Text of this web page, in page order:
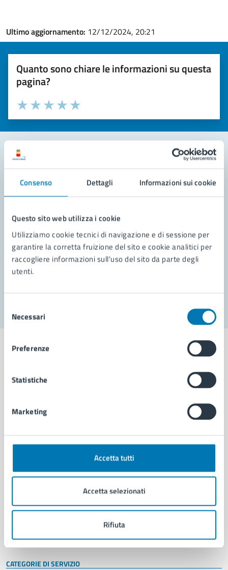
Consenso Dettagli Informazioni sui cookie
Questo sito web utilizza i cookie
Utilizziamo cookie tecnici di navigazione e di sessione per
garantire la corretta fruizione del sito e cookie analitici per
raccogliere informazioni sull'uso del sito da parte degli
utenti.
delNecessari
Preferenze
Statistiche
Marketing
Accetta tutti
Accetta selezionati
Rifiuta
Ultimo aggiornamento: 12/12/2024, 20:21
Quanto sono chiare le informazioni su questa
pagina?
Valuta la chiarezza delle informazioni (da 1 a 5 stelle)
Seleziona il numero di stelle per valutare la chiarezza delle
Valuta 5 stelle su 5
Valuta 4 stelle su 5
Valuta 3 stelle su 5
Valuta 2 stelle su 5
Valuta 1 stelle su 5
Leggi le domande frequenti
Richiedi assistenza
Prenota appuntamento
Problemi in città
Comune di Napoli
AMMINISTRAZIONE
Organi di governo
Enti e fondazioni
Personale amministrativo
Intranet, posta aziendale e protocollo
CATEGORIE DI SERVIZIO